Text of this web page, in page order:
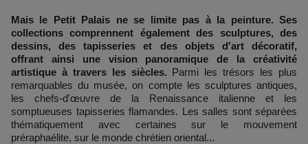
Mais le Petit Palais ne se limite pas à la peinture. Ses
collections comprennent également des sculptures, des
dessins, des tapisseries et des objets d'art décoratif,
offrant ainsi une vision panoramique de la créativité
artistique à travers les siècles. Parmi les trésors les plus
remarquables du musée, on compte les sculptures antiques,
les chefs-d'œuvre de la Renaissance italienne et les
somptueuses tapisseries flamandes. Les salles sont séparées
thématiquement avec certaines sur le mouvement
préraphaélite, sur le monde chrétien oriental...